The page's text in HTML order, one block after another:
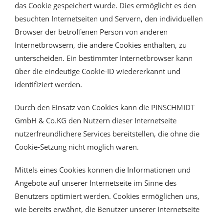
das Cookie gespeichert wurde. Dies ermöglicht es den
besuchten Internetseiten und Servern, den individuellen
Browser der betroffenen Person von anderen
Internetbrowsern, die andere Cookies enthalten, zu
unterscheiden. Ein bestimmter Internetbrowser kann
über die eindeutige Cookie-ID wiedererkannt und
identifiziert werden.
Durch den Einsatz von Cookies kann die PINSCHMIDT
GmbH & Co.KG den Nutzern dieser Internetseite
nutzerfreundlichere Services bereitstellen, die ohne die
Cookie-Setzung nicht möglich wären.
Mittels eines Cookies können die Informationen und
Angebote auf unserer Internetseite im Sinne des
Benutzers optimiert werden. Cookies ermöglichen uns,
wie bereits erwähnt, die Benutzer unserer Internetseite